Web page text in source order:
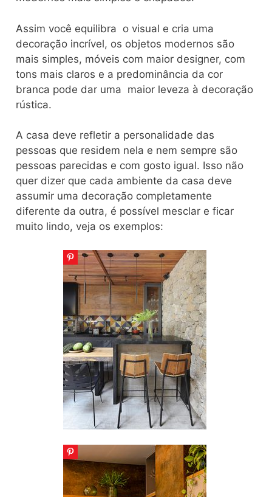
Assim você equilibra o visual e cria uma
decoração incrível, os objetos modernos são
mais simples, móveis com maior designer, com
tons mais claros e a predominância da cor
branca pode dar uma maior leveza à decoração
rústica.
A casa deve refletir a personalidade das
pessoas que residem nela e nem sempre são
pessoas parecidas e com gosto igual. Isso não
quer dizer que cada ambiente da casa deve
assumir uma decoração completamente
diferente da outra, é possível mesclar e ficar
muito lindo, veja os exemplos: